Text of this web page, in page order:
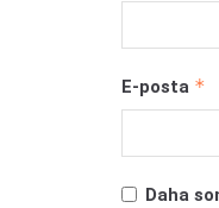
E-posta *
Daha